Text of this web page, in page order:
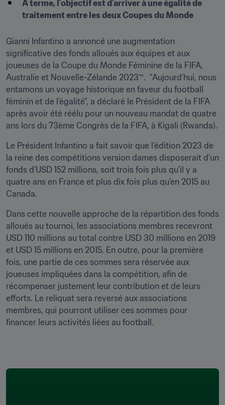
À terme, l’objectif est d’arriver à une égalité de
traitement entre les deux Coupes du Monde
Gianni Infantino a annoncé une augmentation
significative des fonds alloués aux équipes et aux
joueuses de la Coupe du Monde Féminine de la FIFA,
Australie et Nouvelle-Zélande 2023™.  "Aujourd’hui, nous
entamons un voyage historique en faveur du football
féminin et de l’égalité", a déclaré le Président de la FIFA
après avoir été réélu pour un nouveau mandat de quatre
ans lors du 73ème Congrès de la FIFA, à Kigali (Rwanda).
Le Président Infantino a fait savoir que l’édition 2023 de
la reine des compétitions version dames disposerait d’un
fonds d’USD 152 millions, soit trois fois plus qu’il y a
quatre ans en France et plus dix fois plus qu’en 2015 au
Canada.
Dans cette nouvelle approche de la répartition des fonds
alloués au tournoi, les associations membres recevront
USD 110 millions au total contre USD 30 millions en 2019
et USD 15 millions en 2015. En outre, pour la première
fois, une partie de ces sommes sera réservée aux
joueuses impliquées dans la compétition, afin de
récompenser justement leur contribution et de leurs
efforts. Le reliquat sera reversé aux associations
membres, qui pourront utiliser ces sommes pour
financer leurs activités liées au football.